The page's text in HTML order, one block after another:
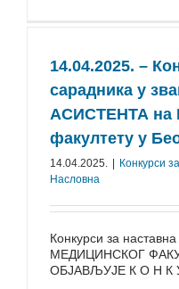
14.04.2025. –
сарадника у
АСИСТЕНТА на
факултету у
14.04.2025. Конкурси
Насловна
Конкурси за
МЕДИЦИНСКОГ
ОБЈАВЉУЈЕ К О Н К